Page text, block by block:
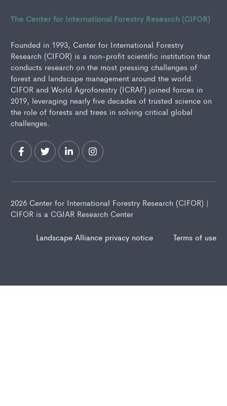
The Center for International Forestry Research (CIFOR)
Founded in 1993, Center for International Forestry
Research (CIFOR) is a non-profit scientific institution that
conducts research on the most pressing challenges of
forest and landscape management around the world.
CIFOR and World Agroforestry (ICRAF) joined forces in
2019, leveraging nearly five decades of trusted science on
the role of forests and trees in solving critical global
challenges.
2026 Center for International Forestry Research (CIFOR) |
CIFOR is a CGIAR Research Center
Landscape Alliance privacy notice Terms of use